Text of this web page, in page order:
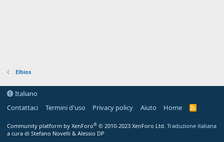
Elbios
Italiano
Contattaci
Termini d'uso Privacy policy Aiuto Home
R
Community platform by XenForo® © 2010-2023 XenForo Ltd. Traduzione italiana
a cura di Stefano Novelli & Alessio DP